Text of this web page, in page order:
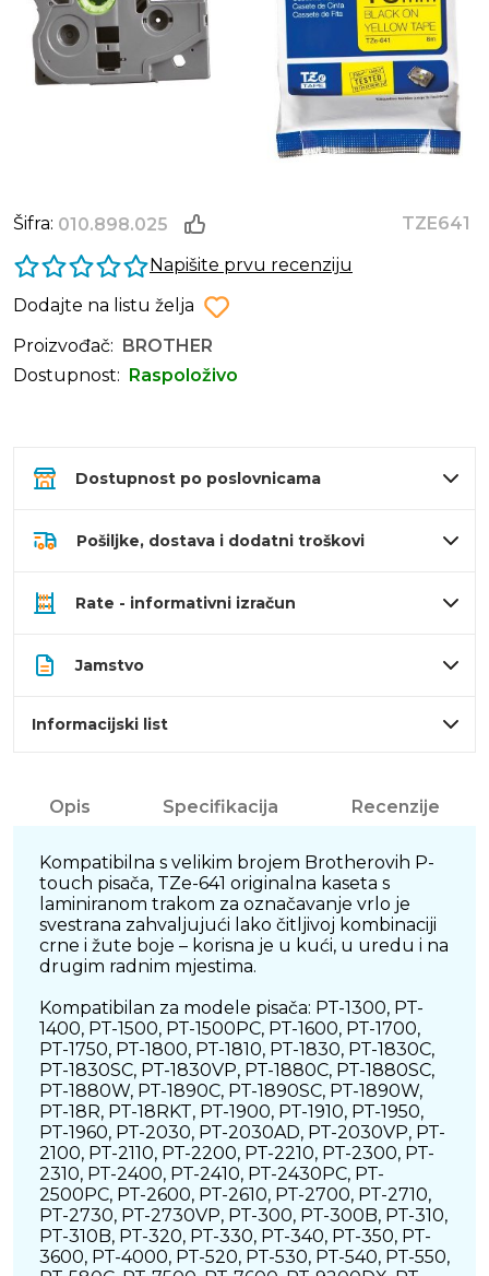
Šifra: 010.898.025
TZE641
Napišite prvu recenziju
Dodajte na listu želja
Proizvođač:
BROTHER
Dostupnost:
Raspoloživo
Dostupnost po poslovnicama
Pošiljke, dostava i dodatni troškovi
Rate - informativni izračun
Jamstvo
Informacijski list
Opis Specifikacija Recenzije
Kompatibilna s velikim brojem Brotherovih P-
touch pisača, TZe-641 originalna kaseta s
laminiranom trakom za označavanje vrlo je
svestrana zahvaljujući lako čitljivoj kombinaciji
crne i žute boje – korisna je u kući, u uredu i na
drugim radnim mjestima.
Kompatibilan za modele pisača: PT-1300, PT-
1400, PT-1500, PT-1500PC, PT-1600, PT-1700,
PT-1750, PT-1800, PT-1810, PT-1830, PT-1830C,
PT-1830SC, PT-1830VP, PT-1880C, PT-1880SC,
PT-1880W, PT-1890C, PT-1890SC, PT-1890W,
PT-18R, PT-18RKT, PT-1900, PT-1910, PT-1950,
PT-1960, PT-2030, PT-2030AD, PT-2030VP, PT-
2100, PT-2110, PT-2200, PT-2210, PT-2300, PT-
2310, PT-2400, PT-2410, PT-2430PC, PT-
2500PC, PT-2600, PT-2610, PT-2700, PT-2710,
PT-2730, PT-2730VP, PT-300, PT-300B, PT-310,
PT-310B, PT-320, PT-330, PT-340, PT-350, PT-
3600, PT-4000, PT-520, PT-530, PT-540, PT-550,